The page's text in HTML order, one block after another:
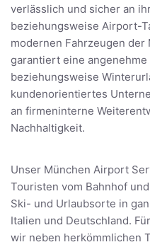
verlässlich und sicher an
beziehungsweise Airport-
modernen Fahrzeugen der
garantiert eine
beziehungsweise
kundenorientiertes
an firmeninterne
Nachhaltigkeit.
Unser München Airport
Touristen vom Bahnhof
Ski- und Urlaubsorte in
Italien und Deutschland.
wir neben herkömmlichen